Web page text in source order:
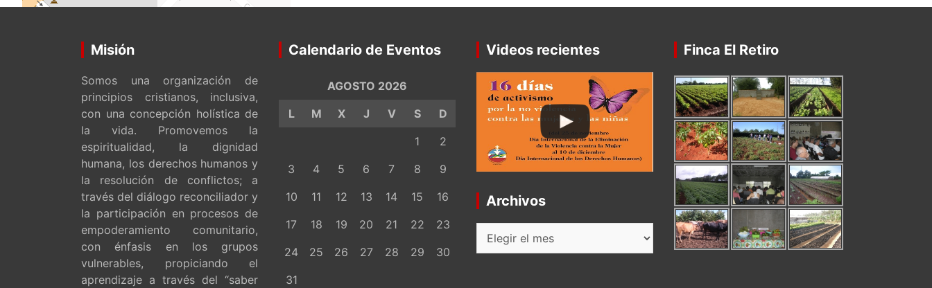
Misión
Somos una organización de
principios cristianos, inclusiva,
con una concepción holística de
la vida. Promovemos la
espiritualidad, la dignidad
humana, los derechos humanos y
la resolución de conflictos; a
través del diálogo reconciliador y
la participación en procesos de
empoderamiento comunitario,
con énfasis en los grupos
vulnerables, propiciando el
aprendizaje a través del “saber
Calendario de Eventos
AGOSTO 2026
L
M X J V S
D
1
2
3
4 5 6 7 8
9
10
11 12 13 14 15
16
17
18 19 20 21 22
23
24
25 26 27 28 29
30
31
Videos recientes
Archivos
Finca El Retiro